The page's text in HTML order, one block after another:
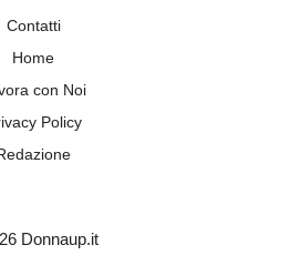
Contatti
Home
con Noi
Policy
Donnaup.it